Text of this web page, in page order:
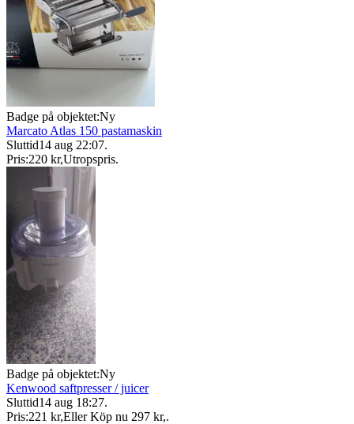
Badge på objektet:Ny
Marcato Atlas 150 pastamaskin
Sluttid14 aug 22:07.
Pris:220 kr,Utropspris.
Badge på objektet:Ny
Kenwood saftpresser / juicer
Sluttid14 aug 18:27.
Pris:221 kr,Eller Köp nu 297 kr,.